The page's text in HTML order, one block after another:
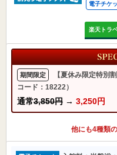
電子チケ
楽天トラ
期間限定
【夏休み限定特別
コード：18222）
通常3,850円 → 3,250円
他にも4種類